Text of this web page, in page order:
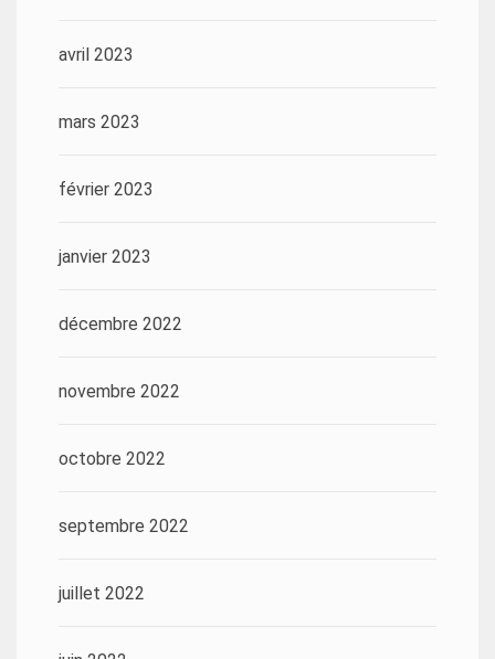
avril 2023
mars 2023
février 2023
janvier 2023
décembre 2022
novembre 2022
octobre 2022
septembre 2022
juillet 2022